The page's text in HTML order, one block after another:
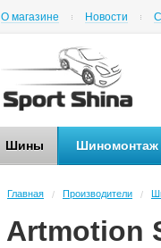
О магазине Новости
Шины Шиномонтаж
Главная / Производители /
Artmotion